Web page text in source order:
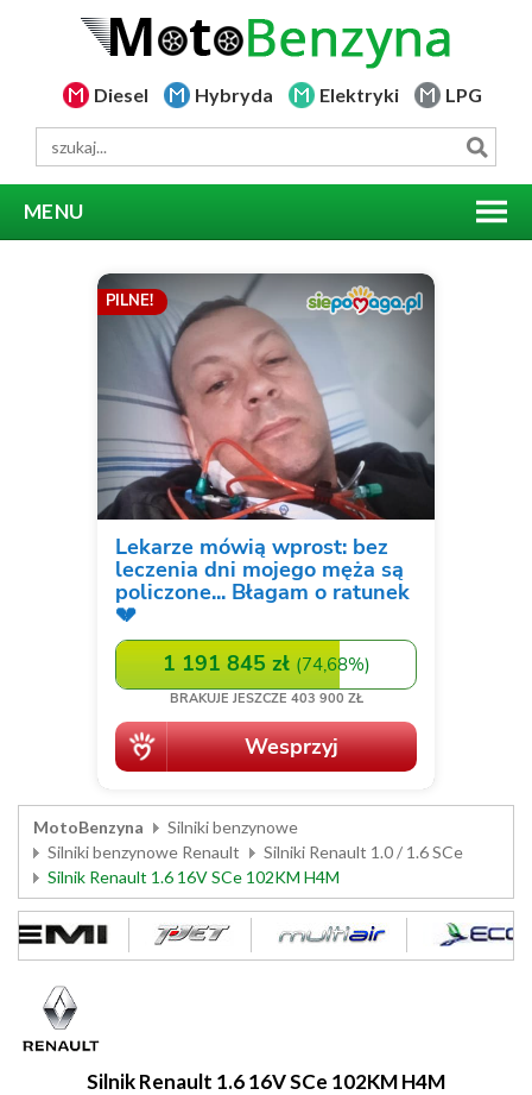
Diesel Hybryda Elektryki LPG
MENU
MotoBenzyna
Silniki benzynowe
Silniki benzynowe Renault
Silniki Renault 1.0 / 1.6 SCe
Silnik Renault 1.6 16V SCe 102KM H4M
Silnik Renault 1.6 16V SCe 102KM H4M